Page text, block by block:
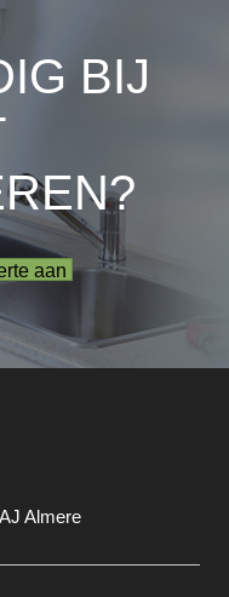
BIJ
aan
Almere